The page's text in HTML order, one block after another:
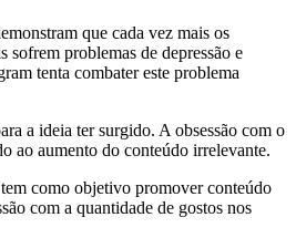
que cada vez mais os
sofrem problemas de depressão e
tenta combater este problema
a ideia ter surgido. A obsessão com o
ao aumento do conteúdo irrelevante.
como objetivo promover conteúdo
com a quantidade de gostos nos